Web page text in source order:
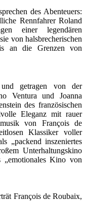
des Abenteuers:
Rennfahrer Roland
einer legendären
von halsbrecherischen
an die Grenzen von
getragen von der
Ventura und Joanna
des französischen
Eleganz mit rauer
von François de
Klassiker voller
„packend inszeniertes
Unterhaltungskino
Kino von
François de Roubaix,